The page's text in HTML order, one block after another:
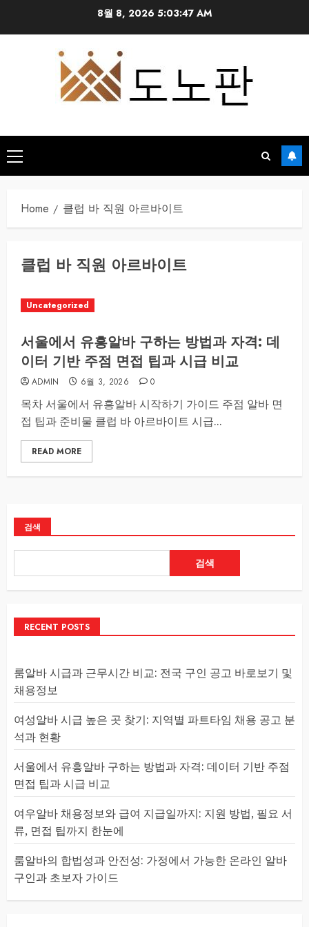
8월 8, 2026 5:03:47 AM
Primary
Menu
Home 클럽 바 직원 아르바이트
클럽 바 직원 아르바이트
Uncategorized
서울에서 유흥알바 구하는 방법과 자격: 데
이터 기반 주점 면접 팁과 시급 비교
ADMIN 6월 3, 2026 0
목차 서울에서 유흥알바 시작하기 가이드 주점 알바 면
접 팁과 준비물 클럽 바 아르바이트 시급...
READ MORE
검색
검색
RECENT POSTS
룸알바 시급과 근무시간 비교: 전국 구인 공고 바로보기 및
채용정보
여성알바 시급 높은 곳 찾기: 지역별 파트타임 채용 공고 분
석과 현황
서울에서 유흥알바 구하는 방법과 자격: 데이터 기반 주점
면접 팁과 시급 비교
여우알바 채용정보와 급여 지급일까지: 지원 방법, 필요 서
류, 면접 팁까지 한눈에
룸알바의 합법성과 안전성: 가정에서 가능한 온라인 알바
구인과 초보자 가이드